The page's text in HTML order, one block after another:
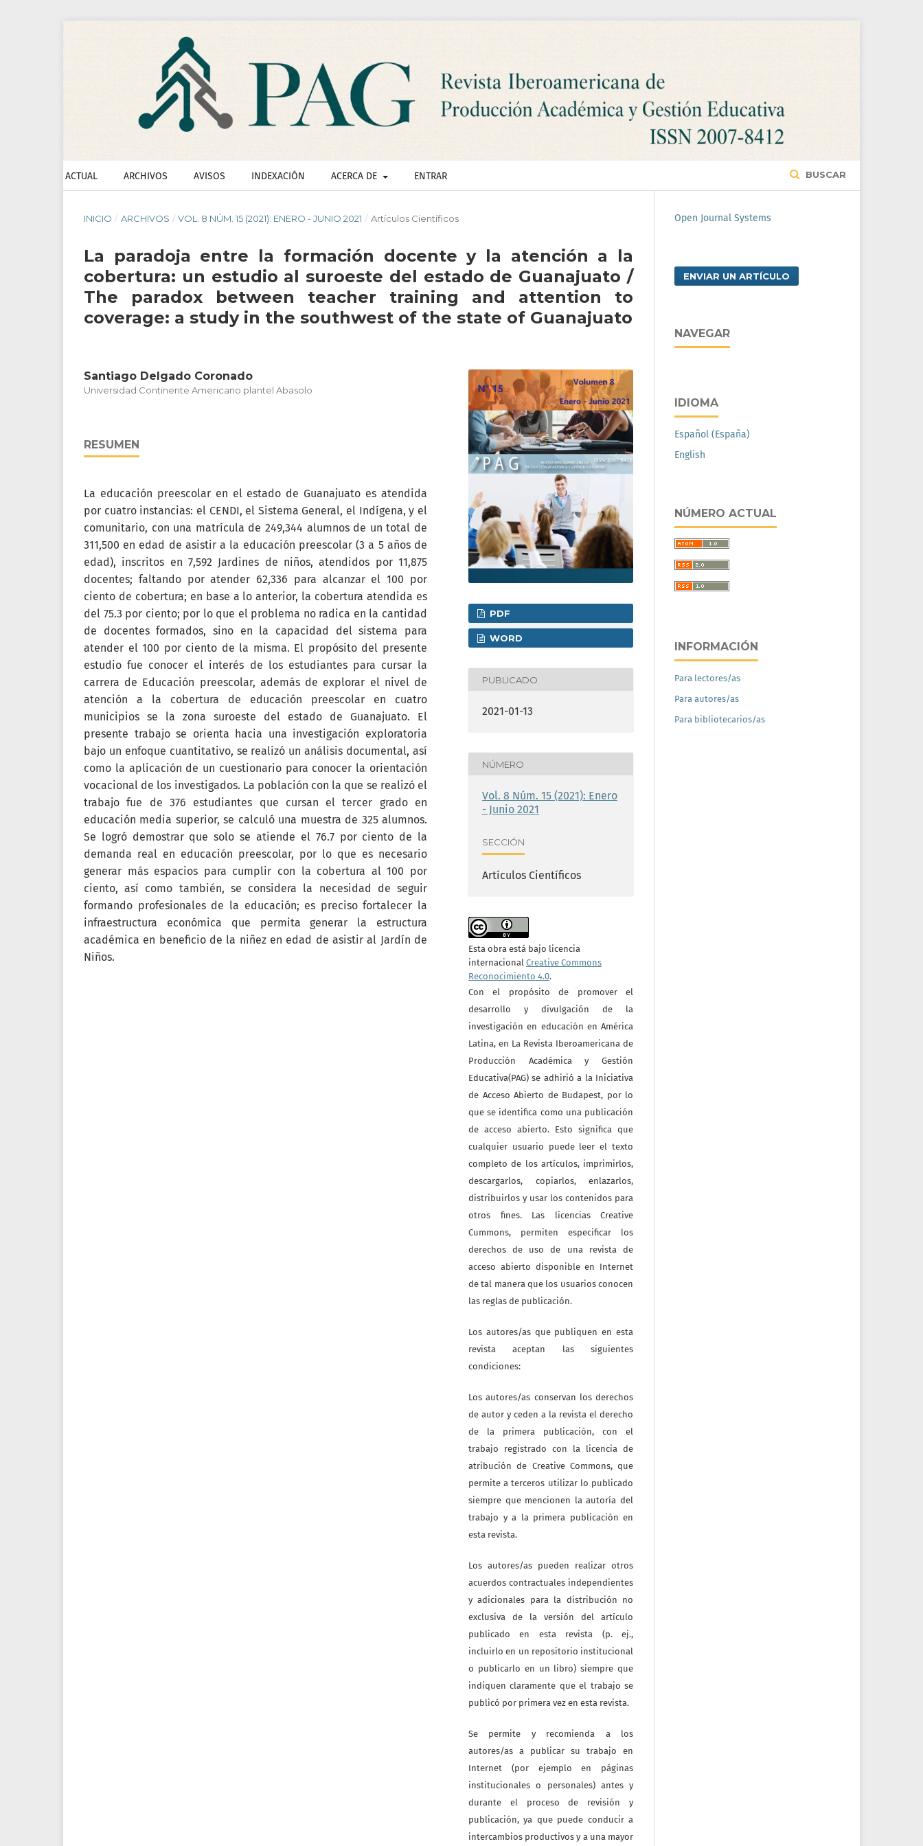
ACTUAL ARCHIVOS AVISOS INDEXACIÓN ACERCA DE ENTRAR BUSCAR
INICIO / ARCHIVOS / VOL. 8 NÚM. 15 (2021): ENERO - JUNIO 2021 / Artículos Científicos
La paradoja entre la formación docente y la atención a la
cobertura: un estudio al suroeste del estado de Guanajuato /
The paradox between teacher training and attention to
coverage: a study in the southwest of the state of Guanajuato
Santiago Delgado Coronado
Universidad Continente Americano plantel Abasolo
RESUMEN
La educación preescolar en el estado de Guanajuato es atendida
por cuatro instancias: el CENDI, el Sistema General, el Indígena, y el
comunitario, con una matrícula de 249,344 alumnos de un total de
311,500 en edad de asistir a la educación preescolar (3 a 5 años de
edad), inscritos en 7,592 Jardines de niños, atendidos por 11,875
docentes; faltando por atender 62,336 para alcanzar el 100 por
ciento de cobertura; en base a lo anterior, la cobertura atendida es
del 75.3 por ciento; por lo que el problema no radica en la cantidad
de docentes formados, sino en la capacidad del sistema para
atender el 100 por ciento de la misma. El propósito del presente
estudio fue conocer el interés de los estudiantes para cursar la
carrera de Educación preescolar, además de explorar el nivel de
atención a la cobertura de educación preescolar en cuatro
municipios se la zona suroeste del estado de Guanajuato. El
presente trabajo se orienta hacia una investigación exploratoria
bajo un enfoque cuantitativo, se realizó un análisis documental, así
como la aplicación de un cuestionario para conocer la orientación
vocacional de los investigados. La población con la que se realizó el
trabajo fue de 376 estudiantes que cursan el tercer grado en
educación media superior, se calculó una muestra de 325 alumnos.
Se logró demostrar que solo se atiende el 76.7 por ciento de la
demanda real en educación preescolar, por lo que es necesario
generar más espacios para cumplir con la cobertura al 100 por
ciento, así como también, se considera la necesidad de seguir
formando profesionales de la educación; es preciso fortalecer la
infraestructura económica que permita generar la estructura
académica en beneficio de la niñez en edad de asistir al Jardín de
Niños.
PDF
WORD
PUBLICADO
2021-01-13
NÚMERO
Vol. 8 Núm. 15 (2021): Enero
- Junio 2021
SECCIÓN
Artículos Científicos
Esta obra está bajo licencia
internacional Creative Commons
Reconocimiento 4.0.
Con el propósito de promover el
desarrollo y divulgación de la
investigación en educación en América
Latina, en La Revista Iberoamericana de
Producción Académica y Gestión
Educativa(PAG) se adhirió a la Iniciativa
de Acceso Abierto de Budapest, por lo
que se identifica como una publicación
de acceso abierto. Esto significa que
cualquier usuario puede leer el texto
completo de los artículos, imprimirlos,
descargarlos, copiarlos, enlazarlos,
distribuirlos y usar los contenidos para
otros fines. Las licencias Creative
Cummons, permiten especificar los
derechos de uso de una revista de
acceso abierto disponible en Internet
de tal manera que los usuarios conocen
las reglas de publicación.
Los autores/as que publiquen en esta
revista aceptan las siguientes
condiciones:
Los autores/as conservan los derechos
de autor y ceden a la revista el derecho
de la primera publicación, con el
trabajo registrado con la licencia de
atribución de Creative Commons, que
permite a terceros utilizar lo publicado
siempre que mencionen la autoría del
trabajo y a la primera publicación en
esta revista.
Los autores/as pueden realizar otros
acuerdos contractuales independientes
y adicionales para la distribución no
exclusiva de la versión del artículo
publicado en esta revista (p. ej.,
incluirlo en un repositorio institucional
o publicarlo en un libro) siempre que
indiquen claramente que el trabajo se
publicó por primera vez en esta revista.
Se permite y recomienda a los
autores/as a publicar su trabajo en
Internet (por ejemplo en páginas
institucionales o personales) antes y
durante el proceso de revisión y
publicación, ya que puede conducir a
intercambios productivos y a una mayor
Open Journal Systems
ENVIAR UN ARTÍCULO
NAVEGAR
IDIOMA
Español (España)
English
NÚMERO ACTUAL
INFORMACIÓN
Para lectores/as
Para autores/as
Para bibliotecarios/as